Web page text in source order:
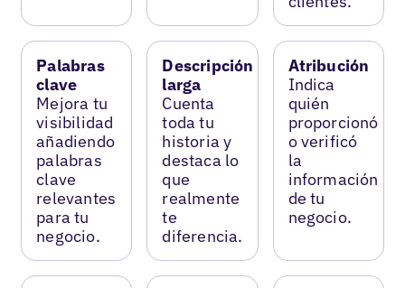
Palabras
clave
Mejora tu
visibilidad
añadiendo
palabras
clave
relevantes
para tu
negocio.
Descripción
larga
Cuenta
toda tu
historia y
destaca lo
que
realmente
te
diferencia.
Atribución
Indica
quién
proporcionó
o verificó
la
información
de tu
negocio.